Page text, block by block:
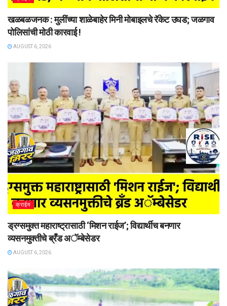
खळबळजनक : मुलींच्या शाळेबाहेर मिनी मोबाइलचे रॅकेट उघड; जळगाव
पोलिसांची मोठी कारवाई !
AUGUST 6, 2026
क्राईम
ड्रग्समुक्त महाराष्ट्रासाठी ‘मिशन राईज’; विद्यार्थीच बनणार
व्यसनमुक्तीचे ब्रँड अॅम्बेसेडर
AUGUST 6, 2026